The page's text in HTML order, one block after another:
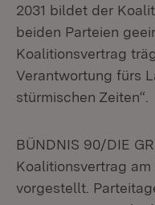
2031 bildet der
beiden Parteien
Koalitionsvertrag
Verantwortung fürs
stürmischen Zeiten“.
BÜNDNIS 90/DIE
Koalitionsvertrag
vorgestellt.